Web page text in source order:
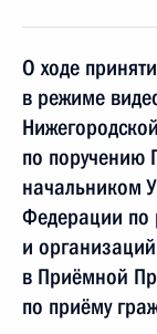
О ходе
в режиме
по поручению
начальником
Федерации по
и
в Приёмной
по приёму